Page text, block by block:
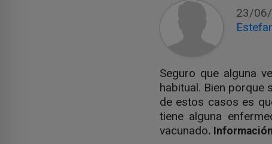
23/
Seguro que alguna
habitual. Bien porque
de estos casos es
tiene alguna
vacunado.